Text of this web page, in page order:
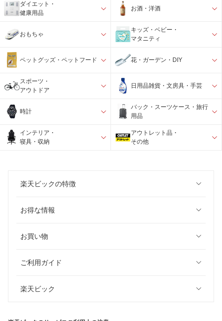
ダイエット・
健康用品
お酒・洋酒
おもちゃ
キッズ・ベビー・
マタニティ
ペットグッズ・ペットフード 花・ガーデン・DIY
スポーツ・
アウトドア
日用品雑貨・文房具・手芸
時計
バック・スーツケース・旅行
用品
インテリア・
寝具・収納
アウトレット品・
その他
楽天ビックの特徴
お得な情報
お買い物
ご利用ガイド
楽天ビック